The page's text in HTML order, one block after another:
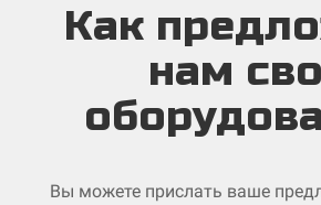
Как
нам
Вы можете прислать ваше